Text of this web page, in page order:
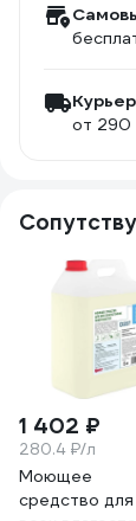
от 290
1 402 ₽
280.4 ₽/л
Моющее
средство для